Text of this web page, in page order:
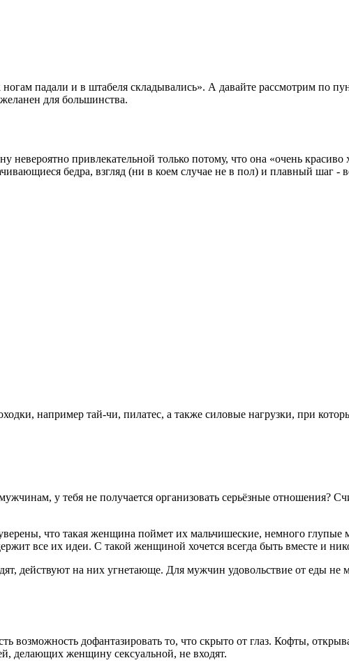
падали и в штабеля складывались». А давайте рассмотрим по
для большинства.
привлекательной только потому, что она «очень красиво
бедра, взгляд (ни в коем случае не в пол) и плавный шаг -
например тай-чи, пилатес, а также силовые нагрузки, при
у тебя не получается организовать серьёзные отношения?
что такая женщина поймет их мальчишеские, немного глупые
все их идеи. С такой женщиной хочется всегда быть вместе и
действуют на них угнетающе. Для мужчин удовольствие от еды не
возможность дофантазировать то, что скрыто от глаз. Кофты,
делающих женщину сексуальной, не входят.